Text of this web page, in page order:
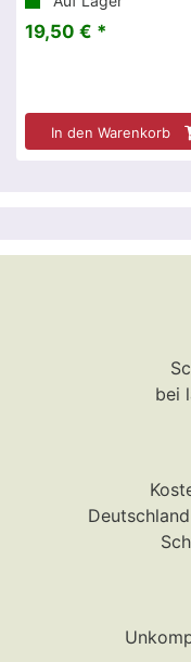
19,50 € *
In den Warenkorb
bei